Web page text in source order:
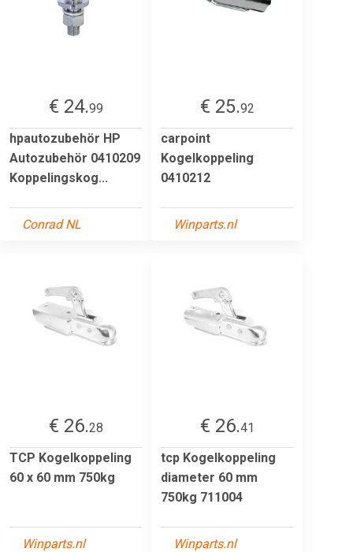
€ 24.99
hpautozubehör HP
Autozubehör 0410209
Koppelingskog...
Conrad NL
€ 25.92
carpoint
Kogelkoppeling
0410212
Winparts.nl
€ 26.28
TCP Kogelkoppeling
60 x 60 mm 750kg
Winparts.nl
€ 26.41
tcp Kogelkoppeling
diameter 60 mm
750kg 711004
Winparts.nl